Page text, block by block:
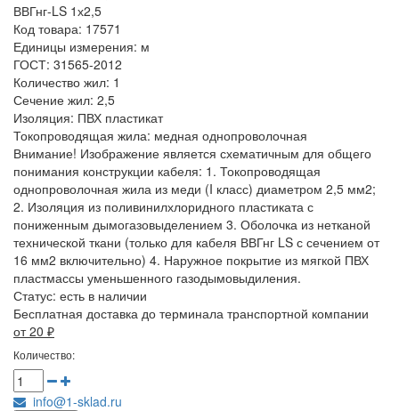
ВВГнг-LS 1х2,5
Код товара: 17571
Единицы измерения: м
ГОСТ: 31565-2012
Количество жил: 1
Сечение жил: 2,5
Изоляция: ПВХ пластикат
Токопроводящая жила: медная однопроволочная
Внимание! Изображение является схематичным для общего
понимания конструкции кабеля: 1. Токопроводящая
однопроволочная жила из меди (I класс) диаметром 2,5 мм2;
2. Изоляция из поливинилхлоридного пластиката с
пониженным дымогазовыделением 3. Оболочка из нетканой
технической ткани (только для кабеля ВВГнг LS с сечением от
16 мм2 включительно) 4. Наружное покрытие из мягкой ПВХ
пластмассы уменьшенного газодымовыдиления.
Статус: есть в наличии
Бесплатная доставка до терминала транспортной компании
от 20 ₽
Количество:
info@1-sklad.ru